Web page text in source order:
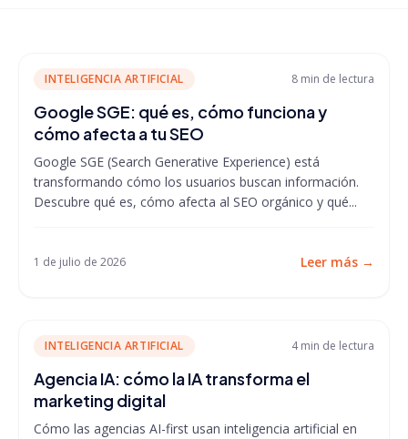
INTELIGENCIA ARTIFICIAL 8 min de lectura
Google SGE: qué es, cómo funciona y
cómo afecta a tu SEO
Google SGE (Search Generative Experience) está
transformando cómo los usuarios buscan información.
Descubre qué es, cómo afecta al SEO orgánico y qué...
1 de julio de 2026 Leer más →
INTELIGENCIA ARTIFICIAL 4 min de lectura
Agencia IA: cómo la IA transforma el
marketing digital
Cómo las agencias AI-first usan inteligencia artificial en